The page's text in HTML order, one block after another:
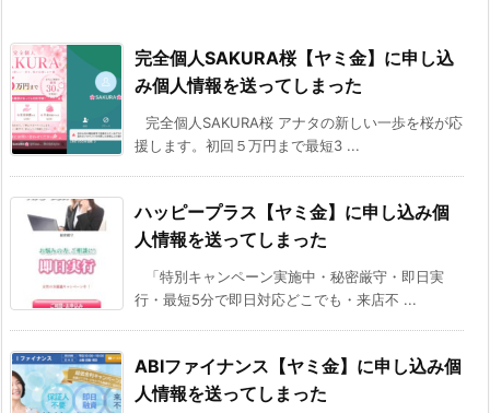
完全個人SAKURA桜【ヤミ金】に申し込
み個人情報を送ってしまった
完全個人SAKURA桜 アナタの新しい一歩を桜が応
援します。初回５万円まで最短3 ...
ハッピープラス【ヤミ金】に申し込み個
人情報を送ってしまった
「特別キャンペーン実施中・秘密厳守・即日実
行・最短5分で即日対応どこでも・来店不 ...
ABIファイナンス【ヤミ金】に申し込み個
人情報を送ってしまった